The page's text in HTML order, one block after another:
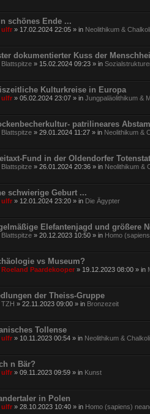
schönes Ende ...
ulfr » 17.02.2024 22:05 » in Neolithikum &
dokumentierter Kuss der
Blattspitze » 15.02.2024 09:23 » in
Kulturkreise in Europa
ulfr » 05.02.2024 23:07 » in Jungpaläolithikum &
patrilineares
Blattspitze » 29.01.2024 11:27 » in Neolithikum &
Fund in der Oldendorfer
Blattspitze » 26.01.2024 20:36 » in Neolithikum &
schwierige Geburt ...
ulfr » 12.01.2024 23:20 » in Die Ägypter
Elefantenjagd und größere
Blattspitze » 20.12.2023 10:50 » in Homo
vs Museum?
Roeland Paardekooper » 19.12.2023 08:00 » in
der Theiss-Gruppe
TZH » 22.11.2023 09:00 » in Bronzezeit
Tollense
ulfr » 10.11.2023 00:54 » in Neolithikum &
n Bär?
ulfr » 09.11.2023 09:59 » in Kunst
in Polen
ulfr » 28.10.2023 10:40 » in Homo (sapiens)